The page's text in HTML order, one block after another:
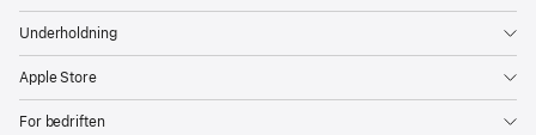
Underholdning
Apple Store
For bedriften